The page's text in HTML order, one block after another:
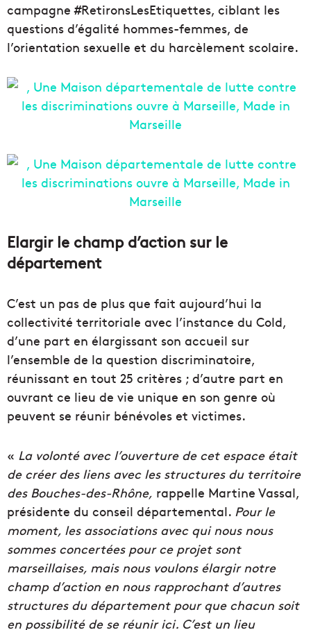
campagne #RetironsLesEtiquettes, ciblant les
questions d’égalité hommes-femmes, de
l’orientation sexuelle et du harcèlement scolaire.
Elargir le champ d’action sur le
département
C’est un pas de plus que fait aujourd’hui la
collectivité territoriale avec l’instance du Cold,
d’une part en élargissant son accueil sur
l’ensemble de la question discriminatoire,
réunissant en tout 25 critères ; d’autre part en
ouvrant ce lieu de vie unique en son genre où
peuvent se réunir bénévoles et victimes.
« La volonté avec l’ouverture de cet espace était
de créer des liens avec les structures du territoire
des Bouches-des-Rhône, rappelle Martine Vassal,
présidente du conseil départemental. Pour le
moment, les associations avec qui nous nous
sommes concertées pour ce projet sont
marseillaises, mais nous voulons élargir notre
champ d’action en nous rapprochant d’autres
structures du département pour que chacun soit
en possibilité de se réunir ici. C’est un lieu